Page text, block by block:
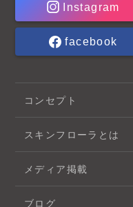
Instagram
facebook
コンセプト
スキンフローラとは
メディア掲載
ブログ